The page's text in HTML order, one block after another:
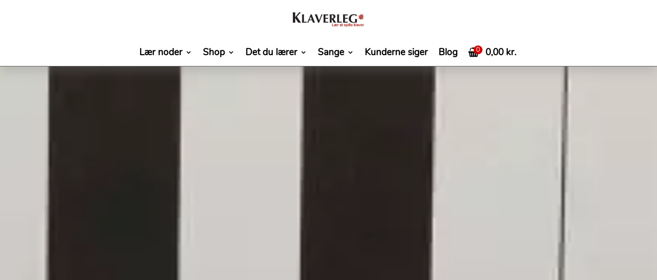
Lær noder Shop Det du lærer Sange Kunderne siger Blog 0,00kr.
0